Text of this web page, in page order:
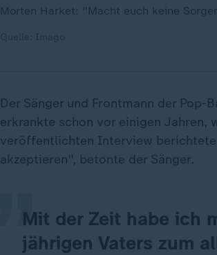
Morten Harket: "Macht euch keine
Der Sänger und Frontmann der Pop-
erkrankte schon vor einigen Jahren,
veröffentlichten Interview
akzeptieren", betonte der Sänger.
Mit der Zeit habe ich
jährigen Vaters zum
„